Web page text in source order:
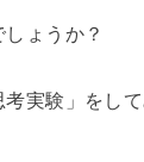
ょうか？
実験」をし